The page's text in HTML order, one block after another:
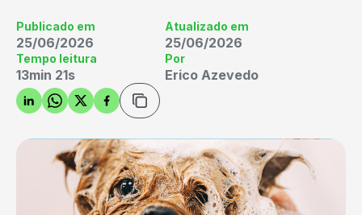
Publicado em
25/06/2026
Atualizado em
25/06/2026
Tempo leitura
13min 21s
Por
Erico Azevedo